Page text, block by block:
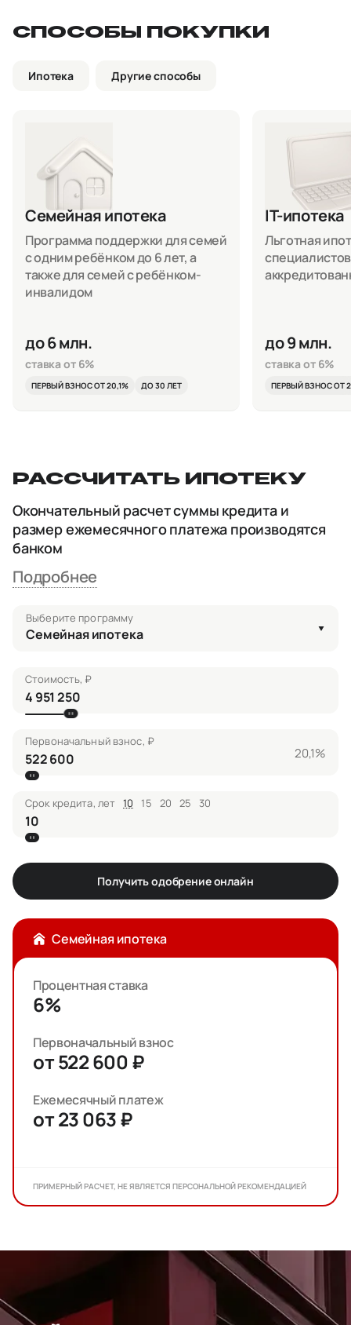
СПОСОБЫ ПОКУПКИ
Ипотека Другие способы
Семейная ипотека
Программа поддержки для семей
с одним ребёнком до 6 лет, а
также для семей с ребёнком-
инвалидом
до 6 млн.
ставка от 6%
ПЕРВЫЙ ВЗНОС ОТ 20,1% ДО 30 ЛЕТ
IT-ипотека
Льготная
до 9 млн.
ставка от 6%
ПЕРВЫЙ ВЗНОС ОТ
РАССЧИТАТЬ ИПОТЕКУ
Окончательный расчет суммы кредита и
размер ежемесячного платежа производятся
банком
Подробнее
Выберите программу
Семейная ипотека
Стоимость, ₽
Первоначальный взнос, ₽
20,1%
Срок кредита, лет 10 15 20 25 30
Получить одобрение онлайн
Семейная ипотека
Процентная ставка
6%
Первоначальный взнос
от 522 600 ₽
Ежемесячный платеж
от 23 063 ₽
ПРИМЕРНЫЙ РАСЧЕТ, НЕ ЯВЛЯЕТСЯ ПЕРСОНАЛЬНОЙ РЕКОМЕНДАЦИЕЙ